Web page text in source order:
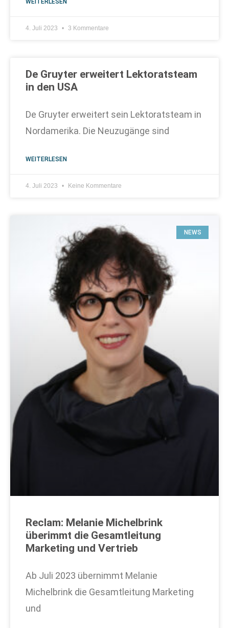
4. Juli 2023 3 Kommentare
De Gruyter erweitert Lektoratsteam
in den USA
De Gruyter erweitert sein Lektoratsteam in
Nordamerika. Die Neuzugänge sind
WEITERLESEN
4. Juli 2023 Keine Kommentare
NEWS
Reclam: Melanie Michelbrink
überimmt die Gesamtleitung
Marketing und Vertrieb
Ab Juli 2023 übernimmt Melanie
Michelbrink die Gesamtleitung Marketing
und